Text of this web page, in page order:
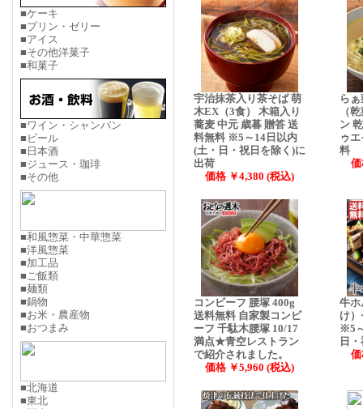
■ケーキ
■プリン・ゼリー
■アイス
■その他洋菓子
■和菓子
■ワイン・シャンパン
■ビール
■日本酒
■ジュース・珈琲
■その他
■和風惣菜・中華惣菜
■洋風惣菜
■加工品
■ご飯類
■麺類
■鍋物
■お米・農産物
■おつまみ
■北海道
■東北
宇治抹茶入り茶そば 萌
木EX（3食） 木箱入り
蕎麦 中元 歳暮 贈答 送
料無料 ※5～14日以内
(土・日・祝日を除く)に
出荷
価格 ￥4,380 (税込)
ら
（
ン
ゥ
料
価
コンビーフ 腰塚 400g
送料無料 自家製コンビ
ーフ 千駄木腰塚 10/17
満点★青空レストラン
で紹介されました。
価格 ￥5,960 (税込)
牛ホ
け
※5
日
価